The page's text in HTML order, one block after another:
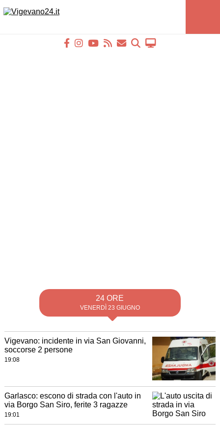
24 ORE
VENERDÌ 23 GIUGNO
Vigevano: incidente in via San Giovanni,
soccorse 2 persone
19:08
Garlasco: escono di strada con l'auto in
via Borgo San Siro, ferite 3 ragazze
19:01